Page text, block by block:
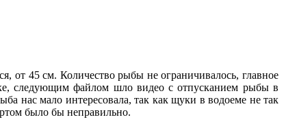
от 45 см. Количество рыбы не ограничивалось, главное
следующим файлом шло видео с отпусканием рыбы в
нас мало интересовала, так как щуки в водоеме не так
было бы неправильно.